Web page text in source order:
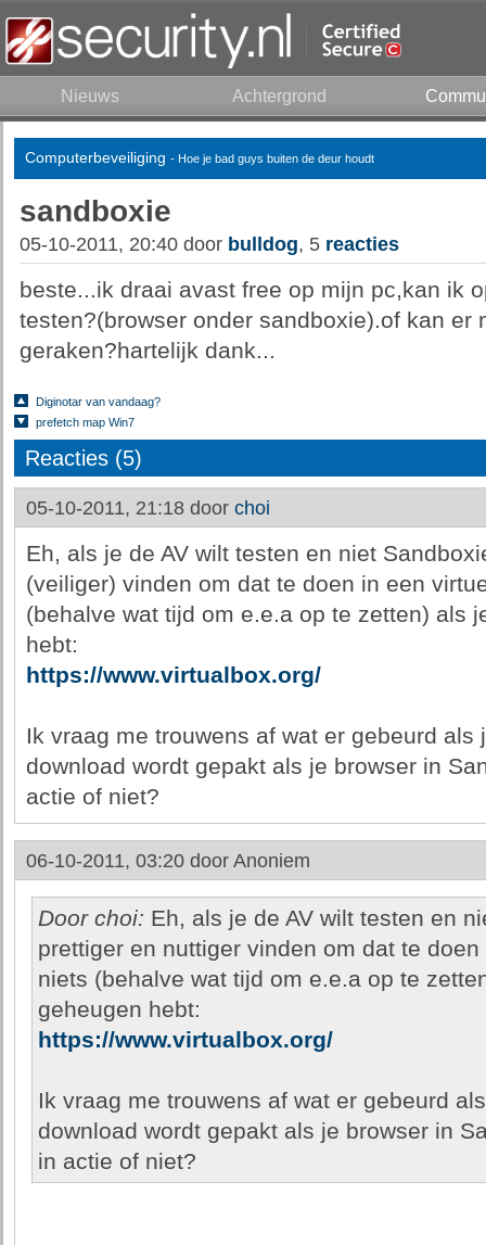
Nieuws Achtergrond
Computerbeveiliging - Hoe je bad guys buiten de deur houdt
sandboxie
05-10-2011, 20:40 door bulldog, 5 reacties
beste...ik draai avast free op mijn pc,kan ik
testen?(browser onder sandboxie).of kan er
geraken?hartelijk dank...
Diginotar van vandaag?
prefetch map Win7
Reacties (5)
05-10-2011, 21:18 door choi
Eh, als je de AV wilt testen en niet
(veiliger) vinden om dat te doen in een
(behalve wat tijd om e.e.a op te zetten) als
hebt:
https://www.virtualbox.org/
Ik vraag me trouwens af wat er gebeurd als
download wordt gepakt als je browser in
actie of niet?
06-10-2011, 03:20 door Anoniem
Door choi: Eh, als je de AV wilt testen en
prettiger en nuttiger vinden om dat te
niets (behalve wat tijd om e.e.a op te
geheugen hebt:
https://www.virtualbox.org/
Ik vraag me trouwens af wat er gebeurd
download wordt gepakt als je browser in
in actie of niet?